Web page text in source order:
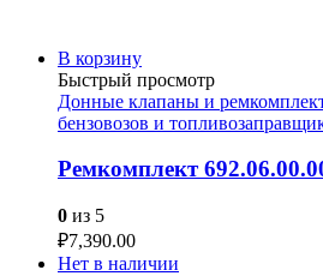
В корзину
Быстрый просмотр
Донные клапаны и
бензовозов и
Ремкомплект
0 из 5
₽7,390.00
Нет в наличии